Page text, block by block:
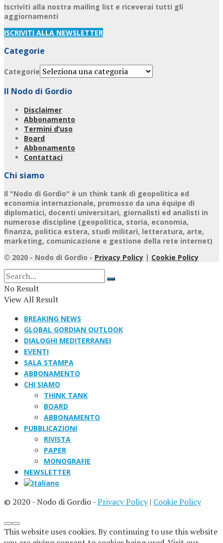
Iscriviti alla nostra mailing list e riceverai tutti gli
aggiornamenti
ISCRIVITI ALLA NEWSLETTER
Categorie
Categorie
Il Nodo di Gordio
Disclaimer
Abbonamento
Termini d’uso
Board
Abbonamento
Contattaci
Chi siamo
Il "Nodo di Gordio" è un think tank di geopolitica ed
economia internazionale, promosso da una équipe di
diplomatici, docenti universitari, giornalisti ed analisti in
numerose discipline (geopolitica, storia, economia,
finanza, politica estera, studi militari, letteratura, arte,
marketing, comunicazione e gestione della rete internet)
© 2020 - Nodo di Gordio - Privacy Policy | Cookie Policy
No Result
View All Result
BREAKING NEWS
GLOBAL GORDIAN OUTLOOK
DIALOGHI MEDITERRANEI
EVENTI
SALA STAMPA
ABBONAMENTO
CHI SIAMO
THINK TANK
BOARD
ABBONAMENTO
PUBBLICAZIONI
RIVISTA
PAPER
MONOGRAFIE
NEWSLETTER
© 2020 - Nodo di Gordio -Privacy Policy| Cookie Policy
This website uses cookies. By continuing to use this website